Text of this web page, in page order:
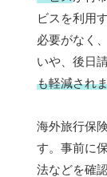
ビスを利用
必要がなく
いや、後日
も軽減され
海外旅行保
す。事前に
法などを確